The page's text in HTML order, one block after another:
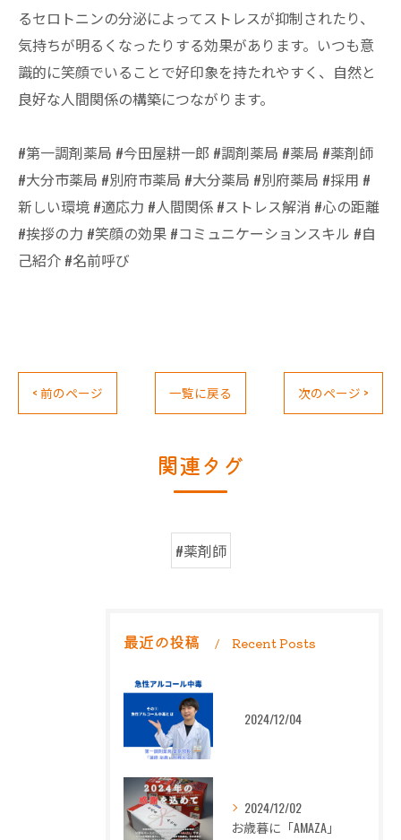
るセロトニンの分泌によってストレスが抑制されたり、
気持ちが明るくなったりする効果があります。いつも意
識的に笑顔でいることで好印象を持たれやすく、自然と
良好な人間関係の構築につながります。
#第一調剤薬局 #今田屋耕一郎 #調剤薬局 #薬局 #薬剤師
#大分市薬局 #別府市薬局 #大分薬局 #別府薬局 #採用 #
新しい環境 #適応力 #人間関係 #ストレス解消 #心の距離
#挨拶の力 #笑顔の効果 #コミュニケーションスキル #自
己紹介 #名前呼び
< 前のページ 一覧に戻る 次のページ >
関連タグ
#薬剤師
最近の投稿 Recent Posts
2024/12/04
2024/12/02
お歳暮に「AMAZA」